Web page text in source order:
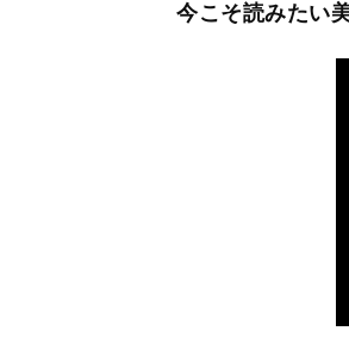
今こそ読みたい